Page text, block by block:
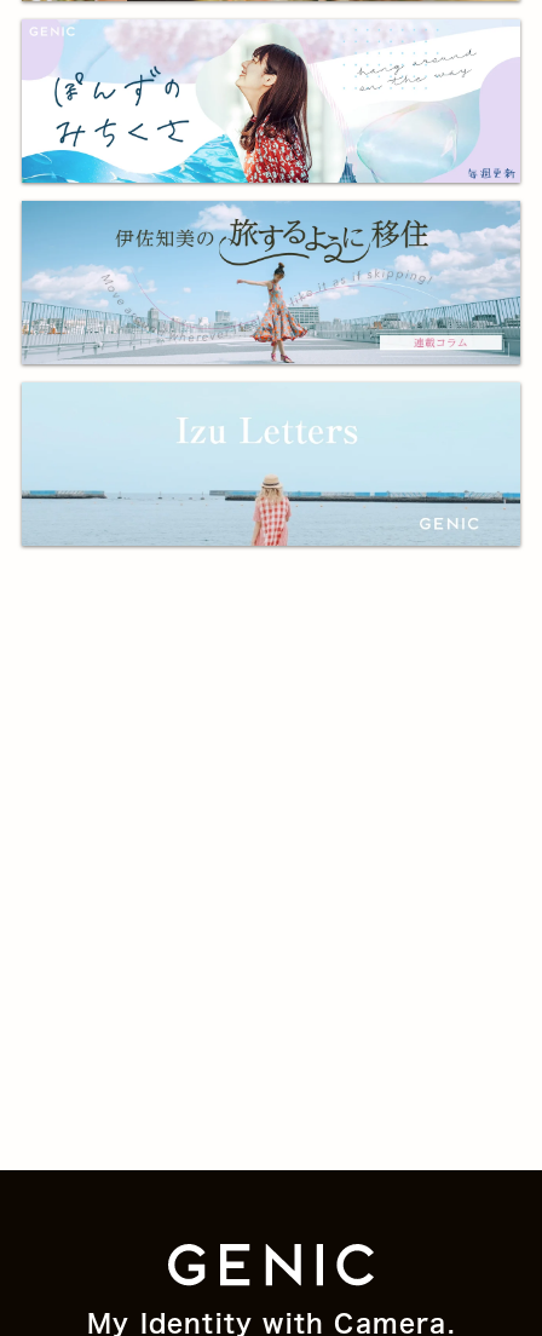
My Identity with Camera.